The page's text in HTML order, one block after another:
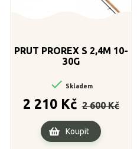
PRUT PROREX S 2,4M 10-
30G
 Skladem
2 210 Kč cena
2 600 Kč
Cena
Koupit